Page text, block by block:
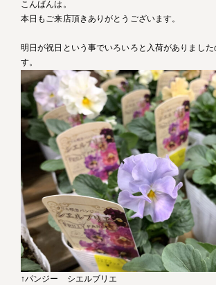
こんばんは。
本日もご来店頂きありがとうございます。
明日が祝日という事でいろいろと入荷がありました
す。
↑パンジー シエルブリエ